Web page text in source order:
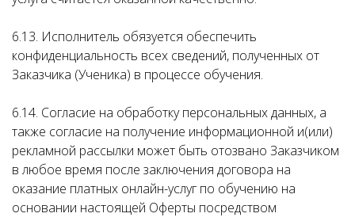
6.13. Исполнитель обязуется обеспечить
конфиденциальность всех сведений, полученных от
Заказчика (Ученика) в процессе обучения.
6.14. Согласие на обработку персональных данных, а
также согласие на получение информационной и(или)
рекламной рассылки может быть отозвано Заказчиком
в любое время после заключения договора на
оказание платных онлайн-услуг по обучению на
основании настоящей Оферты посредством